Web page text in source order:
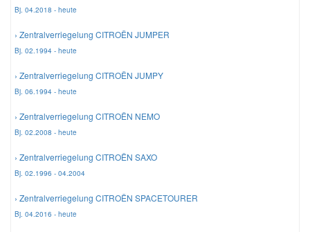
Bj. 04.2018 - heute
› Zentralverriegelung CITROËN JUMPER
Bj. 02.1994 - heute
› Zentralverriegelung CITROËN JUMPY
Bj. 06.1994 - heute
› Zentralverriegelung CITROËN NEMO
Bj. 02.2008 - heute
› Zentralverriegelung CITROËN SAXO
Bj. 02.1996 - 04.2004
› Zentralverriegelung CITROËN SPACETOURER
Bj. 04.2016 - heute